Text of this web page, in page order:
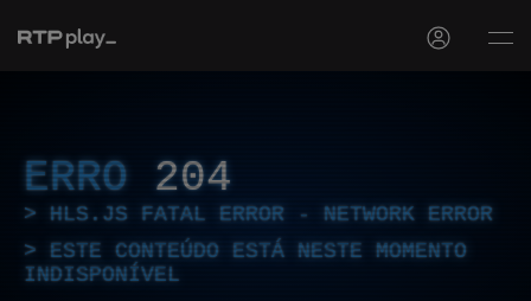
ERRO 204
HLS.JS FATAL ERROR - NETWORK ERROR
ESTE CONTEÚDO ESTÁ NESTE MOMENTO
INDISPONÍVEL